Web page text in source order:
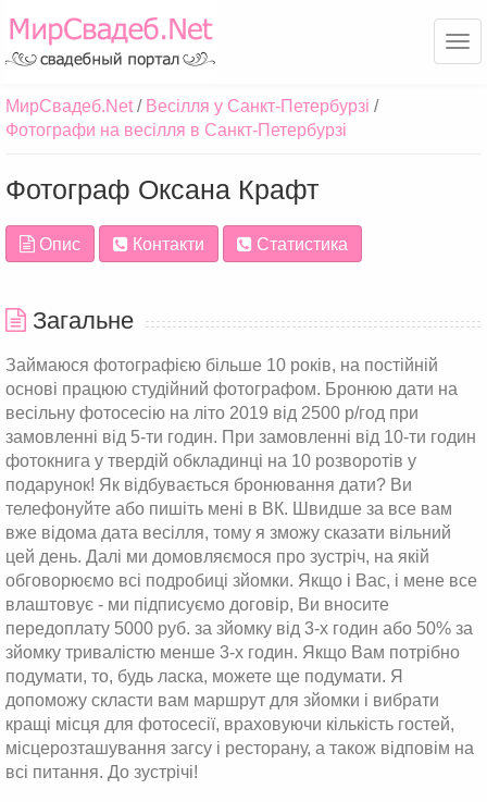
МирСвадеб.Net
Весілля у Санкт-Петербурзі
Фотографи на весілля в Санкт-Петербурзі
Фотограф Оксана Крафт
Опис Контакти Статистика
Загальне
Займаюся фотографією більше 10 років, на постійній
основі працюю студійний фотографом. Бронюю дати на
весільну фотосесію на літо 2019 від 2500 р/год при
замовленні від 5-ти годин. При замовленні від 10-ти годин
фотокнига у твердій обкладинці на 10 розворотів у
подарунок! Як відбувається бронювання дати? Ви
телефонуйте або пишіть мені в ВК. Швидше за все вам
вже відома дата весілля, тому я зможу сказати вільний
цей день. Далі ми домовляємося про зустріч, на якій
обговорюємо всі подробиці зйомки. Якщо і Вас, і мене все
влаштовує - ми підписуємо договір, Ви вносите
передоплату 5000 руб. за зйомку від 3-х годин або 50% за
зйомку тривалістю менше 3-х годин. Якщо Вам потрібно
подумати, то, будь ласка, можете ще подумати. Я
допоможу скласти вам маршрут для зйомки і вибрати
кращі місця для фотосесії, враховуючи кількість гостей,
місцерозташування загсу і ресторану, а також відповім на
всі питання. До зустрічі!